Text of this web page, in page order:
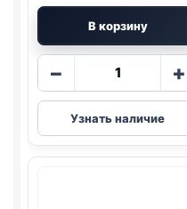
В корзину
−
Количество
Gourmet
Gold
ж/
+
Узнать наличие